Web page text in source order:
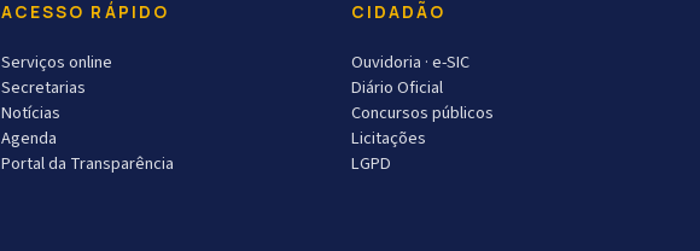
ACESSO RÁPIDO
Serviços online
Secretarias
Notícias
Agenda
Portal da Transparência
CIDADÃO
Ouvidoria · e-SIC
Diário Oficial
Concursos públicos
Licitações
LGPD